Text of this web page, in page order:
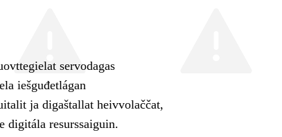
servodagas
iešguđetlágan
ja digaštallat heivvolaččat,
digitála resurssaiguin.